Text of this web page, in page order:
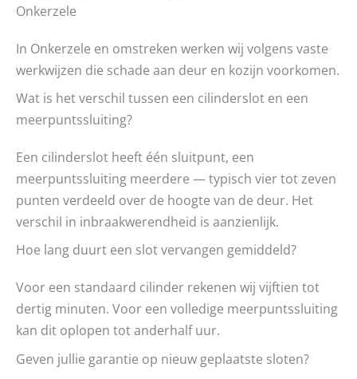
Onkerzele
In Onkerzele en omstreken werken wij volgens vaste
werkwijzen die schade aan deur en kozijn voorkomen.
Wat is het verschil tussen een cilinderslot en een
meerpuntssluiting?
Een cilinderslot heeft één sluitpunt, een
meerpuntssluiting meerdere — typisch vier tot zeven
punten verdeeld over de hoogte van de deur. Het
verschil in inbraakwerendheid is aanzienlijk.
Hoe lang duurt een slot vervangen gemiddeld?
Voor een standaard cilinder rekenen wij vijftien tot
dertig minuten. Voor een volledige meerpuntssluiting
kan dit oplopen tot anderhalf uur.
Geven jullie garantie op nieuw geplaatste sloten?